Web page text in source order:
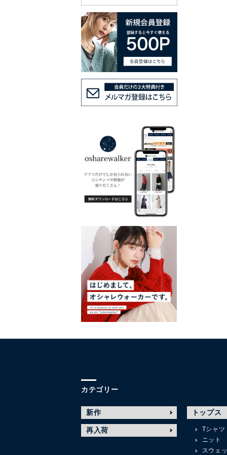
カテゴリー
新作
再入荷
トップス
Tシャツ
ニット
スウェ